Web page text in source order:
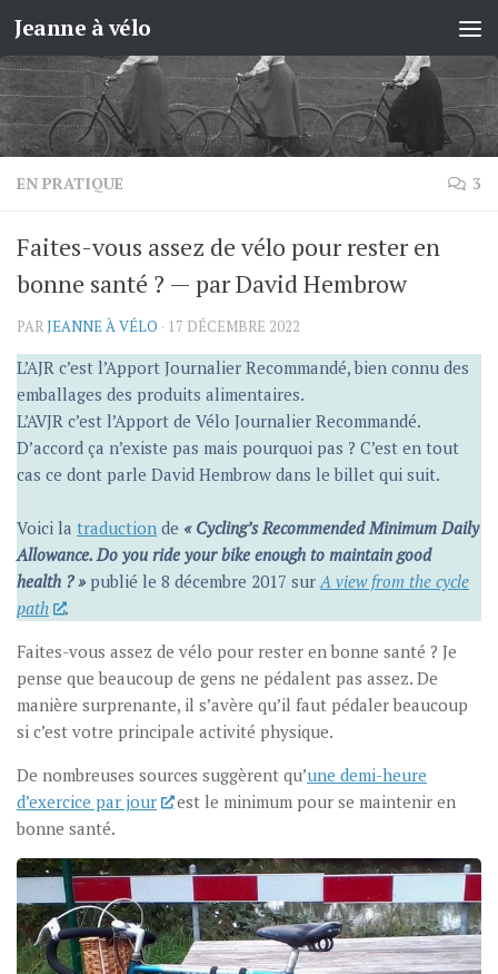
Skip to content
Jeanne à vélo
EN PRATIQUE 3
Faites-vous assez de vélo pour rester en
bonne santé ? — par David Hembrow
PARJEANNE À VÉLO · 17 DÉCEMBRE 2022
L’AJR c’est l’Apport Journalier Recommandé, bien connu des
emballages des produits alimentaires.
L’AVJR c’est l’Apport de Vélo Journalier Recommandé.
D’accord ça n’existe pas mais pourquoi pas ? C’est en tout
cas ce dont parle David Hembrow dans le billet qui suit.
Voici la traduction de « Cycling’s Recommended Minimum Daily
Allowance. Do you ride your bike enough to maintain good
health ? »publié le 8 décembre 2017 surA view from the cycle
path
.
Faites-vous assez de vélo pour rester en bonne santé ? Je
pense que beaucoup de gens ne pédalent pas assez. De
manière surprenante, il s’avère qu’il faut pédaler beaucoup
si c’est votre principale activité physique.
De nombreuses sources suggèrent qu’une demi-heure
d’exercice par jour
est le minimum pour se maintenir en
bonne santé.